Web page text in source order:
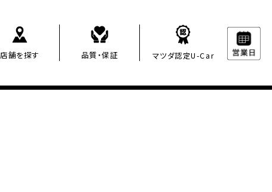
店舗を探す 品質・保証 マツダ認定U-Car